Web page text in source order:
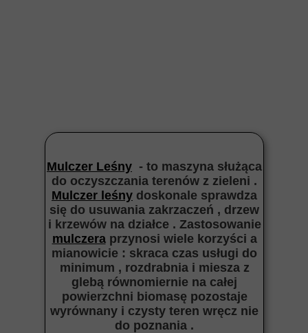
Mulczer Leśny - to maszyna służąca
do oczyszczania terenów z zieleni .
Mulczer leśny doskonale sprawdza
się do usuwania zakrzaczeń , drzew
i krzewów na działce . Zastosowanie
mulczeraprzynosi wiele korzyści a
mianowicie : skraca czas usługi do
minimum , rozdrabnia i miesza z
glebą równomiernie na całej
powierzchni biomasę pozostaje
wyrównany i czysty teren wręcz nie
do poznania .